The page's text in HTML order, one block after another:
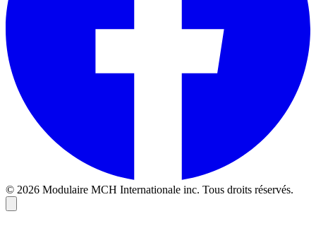
© 2026 Modulaire MCH Internationale inc. Tous droits réservés.